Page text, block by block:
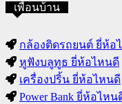
เพื่อนบ้าน
กล้องติดรถยนต์ ยี่ห้อ
หูฟังบลูทูธ ยี่ห้อไหนดี
เครื่องปริ้น ยี่ห้อไหนดี
Power Bank ยี่ห้อไหน